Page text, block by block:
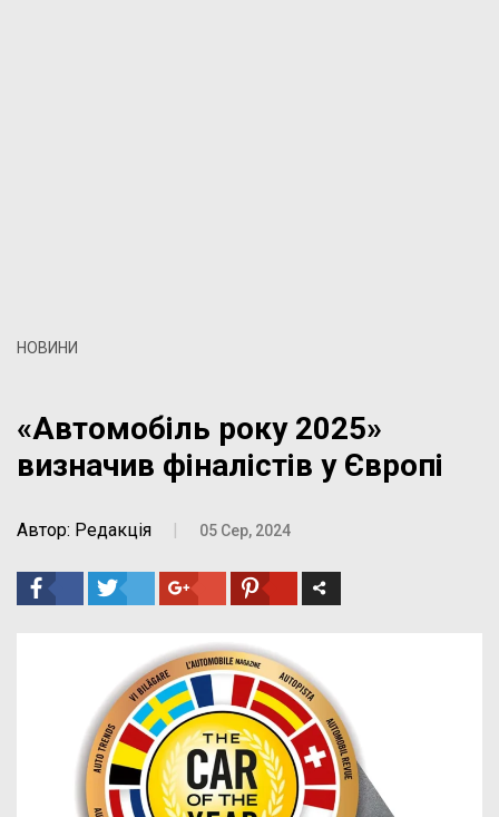
НОВИНИ
«Автомобіль року 2025»
визначив фіналістів у Європі
Автор: Редакція | 05 Сер, 2024